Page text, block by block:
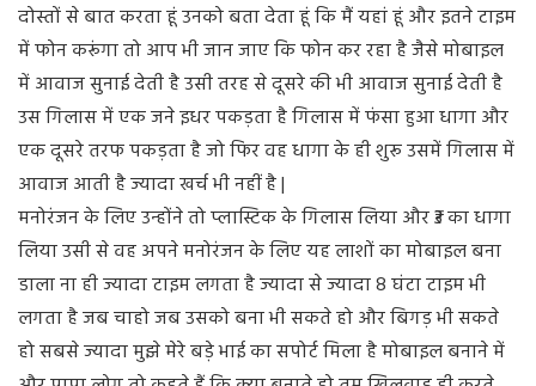
दोस्तों से बात करता हूं उनको बता देता हूं कि मैं यहां हूं और इतने टाइम
में फोन करूंगा तो आप भी जान जाए कि फोन कर रहा है जैसे मोबाइल
में आवाज सुनाई देती है उसी तरह से दूसरे की भी आवाज सुनाई देती है
उस गिलास में एक जने इधर पकड़ता है गिलास में फंसा हुआ धागा और
एक दूसरे तरफ पकड़ता है जो फिर वह धागा के ही शुरू उसमें गिलास में
आवाज आती है ज्यादा खर्च भी नहीं है |
मनोरंजन के लिए उन्होंने तो प्लास्टिक के गिलास लिया और ₹3 का धागा
लिया उसी से वह अपने मनोरंजन के लिए यह लाशों का मोबाइल बना
डाला ना ही ज्यादा टाइम लगता है ज्यादा से ज्यादा 8 घंटा टाइम भी
लगता है जब चाहो जब उसको बना भी सकते हो और बिगड़ भी सकते
हो सबसे ज्यादा मुझे मेरे बड़े भाई का सपोर्ट मिला है मोबाइल बनाने में